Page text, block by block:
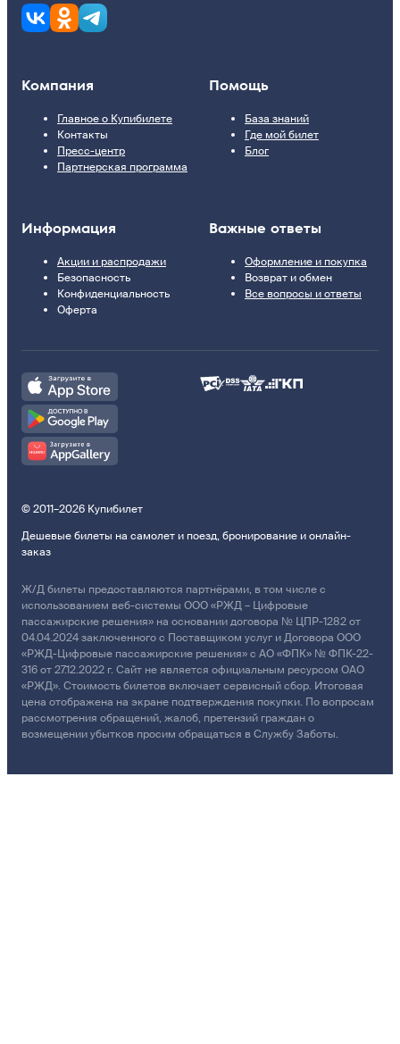
Компания
Главное о Купибилете
Контакты
Пресс-центр
Партнерская программа
Помощь
База знаний
Где мой билет
Блог
Информация
Акции и распродажи
Безопасность
Конфиденциальность
Оферта
Важные ответы
Оформление и покупка
Возврат и обмен
Все вопросы и ответы
© 2011–2026 Купибилет
Дешевые билеты на самолет и поезд, бронирование и онлайн-
заказ
Ж/Д билеты предоставляются партнёрами, в том числе с
использованием веб-системы ООО «РЖД – Цифровые
пассажирские решения» на основании договора № ЦПР-1282 от
04.04.2024 заключенного с Поставщиком услуг и Договора ООО
«РЖД-Цифровые пассажирские решения» с АО «ФПК» № ФПК-22-
316 от 27.12.2022 г. Сайт не является официальным ресурсом ОАО
«РЖД». Стоимость билетов включает сервисный сбор. Итоговая
цена отображена на экране подтверждения покупки. По вопросам
рассмотрения обращений, жалоб, претензий граждан о
возмещении убытков просим обращаться в Службу Заботы.